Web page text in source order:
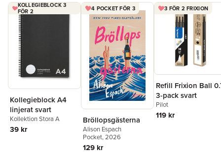
KOLLEGIEBLOCK 3
FÖR 2
Kollegieblock A4
linjerat svart
Kollektion Stora A
39 kr
4 POCKET FÖR 3
Bröllopsgästerna
Alison Espach
Pocket, 2026
129 kr
3 FÖR 2 FRIXION
Refill Frixion Ball
3-pack svart
Pilot
119 kr